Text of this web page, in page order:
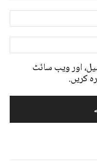
اور ویب سائٹ
کریں.